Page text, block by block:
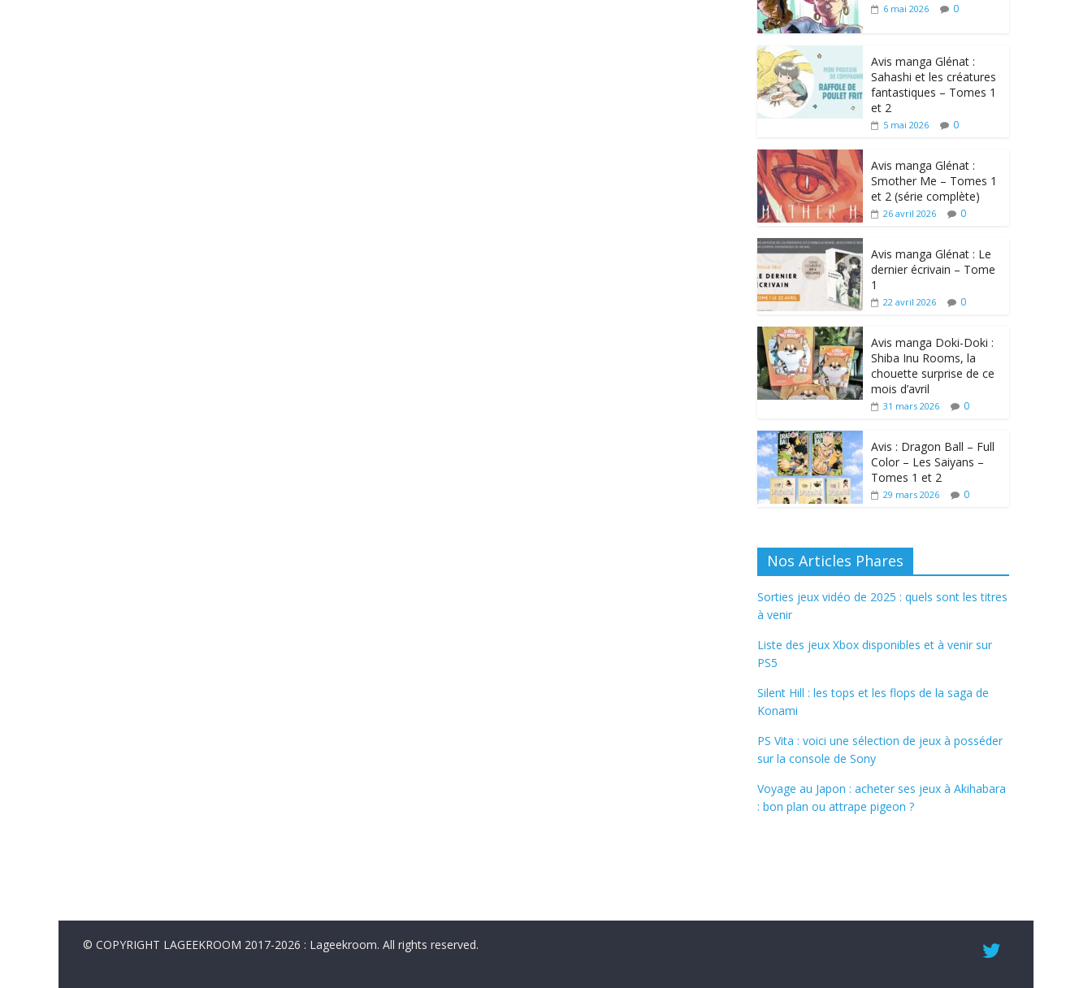
6 mai 2026 0
Avis manga Glénat :
Sahashi et les créatures
fantastiques – Tomes 1
et 2
5 mai 2026 0
Avis manga Glénat :
Smother Me – Tomes 1
et 2 (série complète)
26 avril 2026 0
Avis manga Glénat : Le
dernier écrivain – Tome
1
22 avril 2026 0
Avis manga Doki-Doki :
Shiba Inu Rooms, la
chouette surprise de ce
mois d’avril
31 mars 2026 0
Avis : Dragon Ball – Full
Color – Les Saiyans –
Tomes 1 et 2
29 mars 2026 0
Nos Articles Phares
Sorties jeux vidéo de 2025 : quels sont les titres
à venir
Liste des jeux Xbox disponibles et à venir sur
PS5
Silent Hill : les tops et les flops de la saga de
Konami
PS Vita : voici une sélection de jeux à posséder
sur la console de Sony
Voyage au Japon : acheter ses jeux à Akihabara
: bon plan ou attrape pigeon ?
© COPYRIGHT LAGEEKROOM 2017-2026 : Lageekroom. All rights reserved.